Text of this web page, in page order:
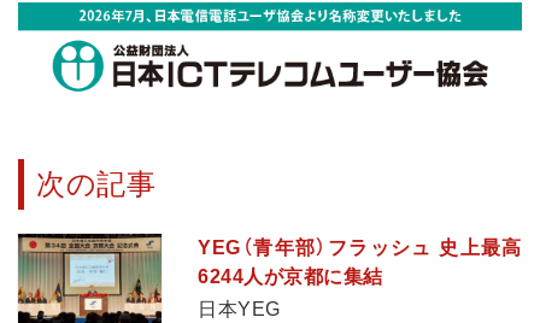
次の記事
YEG（青年部）フラッシュ 史上最高
6244人が京都に集結
日本YEG